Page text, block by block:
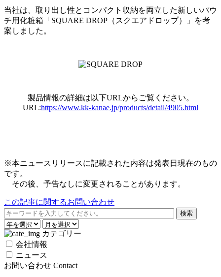
当社は、取り出し性とコンパクト収納を両立した新しいパウ
チ用化粧箱「SQUARE DROP（スクエアドロップ）」を考
案しました。
製品情報の詳細は以下URLからご覧ください。
URL:https://www.kk-kanae.jp/products/detail/4905.html
※本ニュースリリースに記載された内容は発表日現在のもの
です。
その後、予告なしに変更されることがあります。
この記事に関するお問い合わせ
カテゴリー
会社情報
ニュース
お問い合わせ Contact